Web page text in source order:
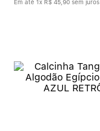
Em até 1x R$ 45 90 sem juros